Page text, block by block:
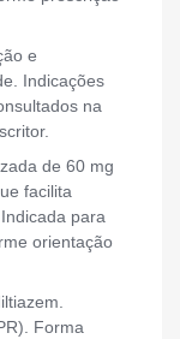
e
Indicações
na
de 60 mg
facilita
para
orientação
Forma